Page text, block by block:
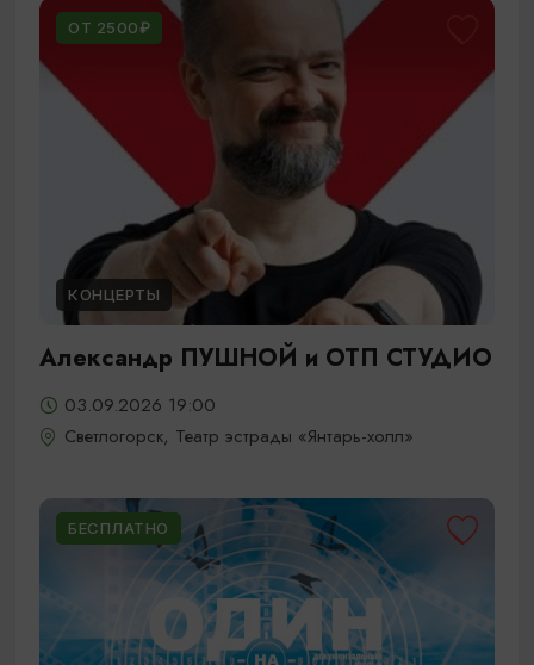
ОТ 2500₽
КОНЦЕРТЫ
Александр ПУШНОЙ и ОТП СТУДИО
03.09.2026 19:00
Светлогорск, Театр эстрады «Янтарь-холл»
БЕСПЛАТНО